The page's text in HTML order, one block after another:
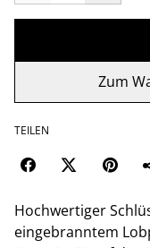
Zum
TEILEN
Hochwertiger
eingebranntem